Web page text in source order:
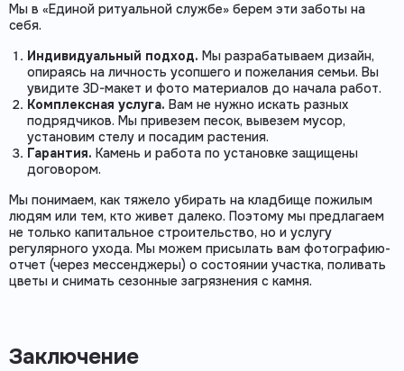
Мы в «Единой ритуальной службе» берем эти заботы на
себя.
Индивидуальный подход. Мы разрабатываем дизайн,
опираясь на личность усопшего и пожелания семьи. Вы
увидите 3D-макет и фото материалов до начала работ.
Комплексная услуга. Вам не нужно искать разных
подрядчиков. Мы привезем песок, вывезем мусор,
установим стелу и посадим растения.
Гарантия. Камень и работа по установке защищены
договором.
Мы понимаем, как тяжело убирать на кладбище пожилым
людям или тем, кто живет далеко. Поэтому мы предлагаем
не только капитальное строительство, но и услугу
регулярного ухода. Мы можем присылать вам фотографию-
отчет (через мессенджеры) о состоянии участка, поливать
цветы и снимать сезонные загрязнения с камня.
Заключение